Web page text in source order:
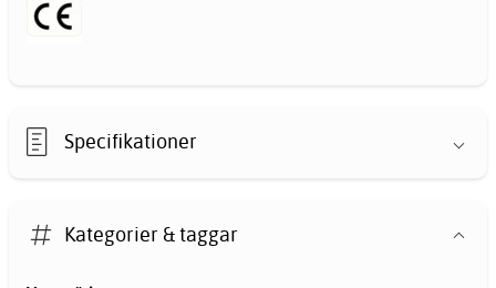
Specifikationer
Kategorier & taggar